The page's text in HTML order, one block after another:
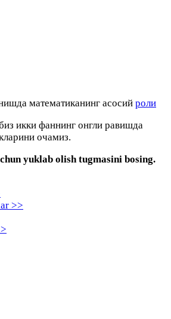
математиканинг асосий роли
икки фаннинг онгли равишда
очамиз.
yuklab olish tugmasini bosing.
>>